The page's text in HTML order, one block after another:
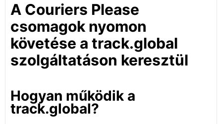
A Couriers Please
csomagok nyomon
követése a track.global
szolgáltatáson keresztül
Hogyan működik a
track.global?